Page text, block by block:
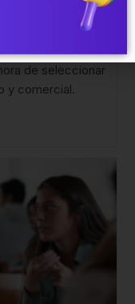
han
tener a
de seleccionar
y comercial.